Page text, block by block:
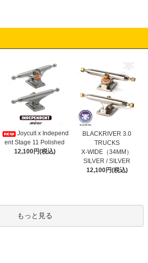
Joycult x Independ
ent Stage 11 Polished
12,100円(税込)
BLACKRIVER 3.0
TRUCKS
X-WIDE（34MM）
SILVER / SILVER
12,100円(税込)
もっと見る